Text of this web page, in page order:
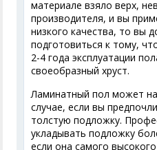
материале взяло верх,
производителя, и вы
низкого качества, то вы
подготовиться к тому,
2-4 года эксплуатации
своеобразный хруст.
Ламинатный пол может
случае, если вы
толстую подложку.
укладывать подложку
если она самого